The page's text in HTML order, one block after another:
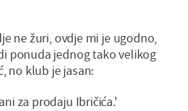
ne žuri, ovdje mi je ugodno,
ponuda jednog tako velikog
no klub je jasan:
za prodaju Ibričića.'